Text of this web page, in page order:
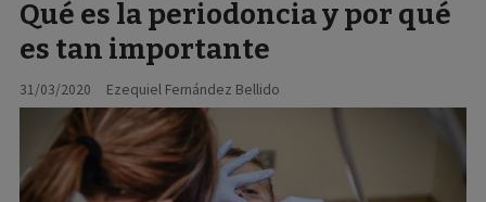
Qué es la periodoncia y por qué
es tan importante
Ezequiel Fernández Bellido
31/03/2020